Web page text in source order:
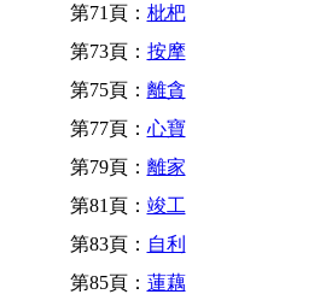
第71頁： 枇杷
第73頁： 按摩
第75頁： 離貪
第77頁： 心寶
第79頁： 離家
第81頁： 竣工
第83頁： 自利
第85頁： 蓮藕